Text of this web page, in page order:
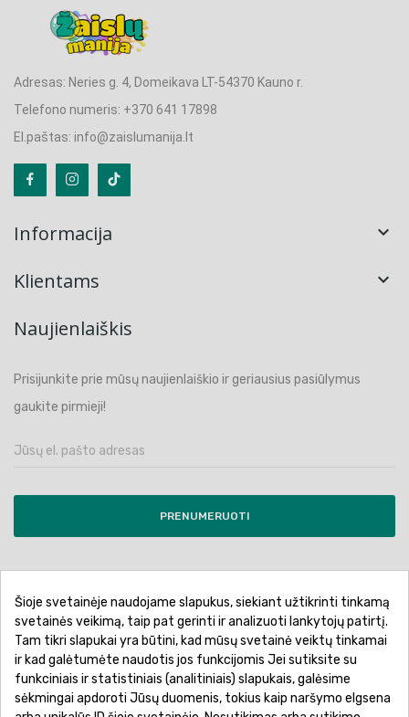
Adresas: Neries g. 4, Domeikava LT-54370 Kauno r.
Telefono numeris: +370 641 17898
El.paštas: info@zaislumanija.lt
Informacija 
Klientams 
Naujienlaiškis
Prisijunkite prie mūsų naujienlaiškio ir geriausius pasiūlymus
gaukite pirmieji!
PRENUMERUOTI
Pirkimo sąlygos ir taisyklės
Privatumo politika
Garantinis aptarnavimas
Prekių pristatymas
Prekių grąžinimas
Atsiskaitymo būdai
Šioje svetainėje naudojame slapukus, siekiant užtikrinti tinkamą
svetainės veikimą, taip pat gerinti ir analizuoti lankytojų patirtį.
Tam tikri slapukai yra būtini, kad mūsų svetainė veiktų tinkamai
ir kad galėtumėte naudotis jos funkcijomis Jei sutiksite su
funkciniais ir statistiniais (analitiniais) slapukais, galėsime
sėkmingai apdoroti Jūsų duomenis, tokius kaip naršymo elgsena